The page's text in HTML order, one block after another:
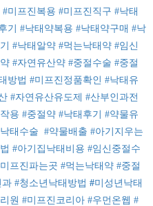
#미프진복용 #미프진직구 #낙태
기 #낙태약복용 #낙태약구매 #낙
#낙태알약 #먹는낙태약 #임신
#자연유산약 #중절수술 #중절
방법 #미프진정품확인 #낙태유
#자연유산유도제 #산부인과전
용 #중절약 #낙태후기 #약물유
태수술 #약물배출 #아기지우는
#아기집낙태비용 #임신중절수
프진파는곳 #먹는낙태약 #중절
과 #청소년낙태방법 #미성년낙태
원 #미프진코리아 #우먼온웹 #